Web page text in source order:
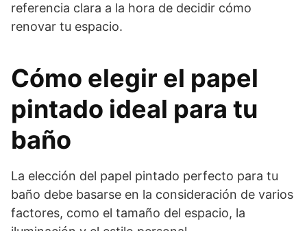
referencia clara a la hora de decidir cómo
renovar tu espacio.
Cómo elegir el papel
pintado ideal para tu
baño
La elección del papel pintado perfecto para tu
baño debe basarse en la consideración de varios
factores, como el tamaño del espacio, la